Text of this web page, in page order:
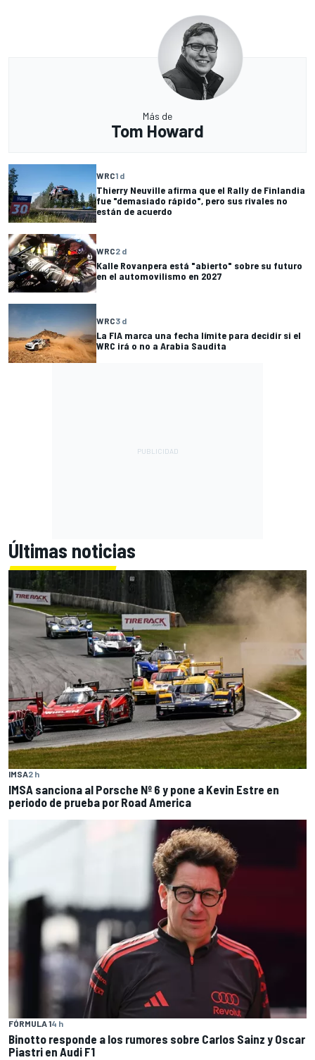
Más de
Tom Howard
WRC1 d
Thierry Neuville afirma que el Rally de Finlandia
fue "demasiado rápido", pero sus rivales no
están de acuerdo
WRC2 d
Kalle Rovanpera está "abierto" sobre su futuro
en el automovilismo en 2027
WRC3 d
La FIA marca una fecha límite para decidir si el
WRC irá o no a Arabia Saudita
Últimas noticias
IMSA2 h
IMSA sanciona al Porsche Nº 6 y pone a Kevin Estre en
periodo de prueba por Road America
FÓRMULA 14 h
Binotto responde a los rumores sobre Carlos Sainz y Oscar
Piastri en Audi F1